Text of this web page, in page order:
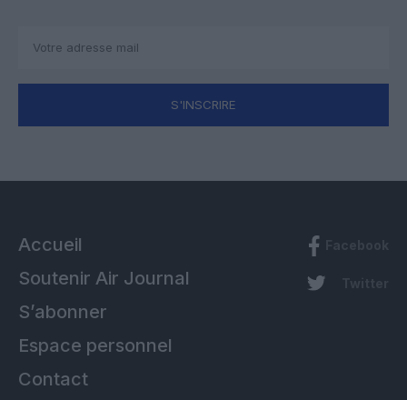
S'INSCRIRE
Accueil
Soutenir Air Journal
S’abonner
Espace personnel
Contact